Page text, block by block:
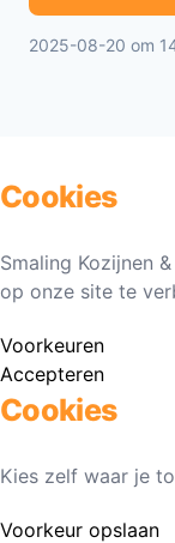
2025-08-20 om
Cookies
Smaling Kozijnen
op onze site te
Voorkeuren
Accepteren
Cookies
Kies zelf waar je
Voorkeur opslaan